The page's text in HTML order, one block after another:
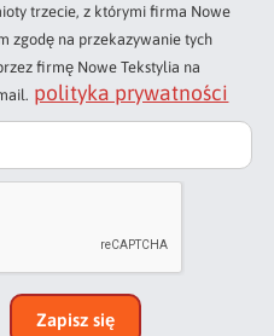
trzecie, z którymi firma Nowe
zgodę na przekazywanie tych
firmę Nowe Tekstylia na
polityka prywatności
Zapisz się